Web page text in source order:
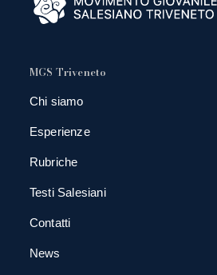
MGS Triveneto
Chi siamo
Esperienze
Rubriche
Testi Salesiani
Contatti
News